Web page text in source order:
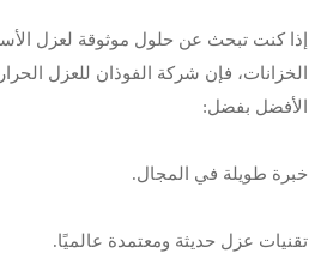
إذا كنت تبحث عن حلول موثوقة لعزل
الخزانات، فإن شركة الفوذان للعزل
الأفضل بفضل:
خبرة طويلة في المجال.
تقنيات عزل حديثة ومعتمدة عالميًا.